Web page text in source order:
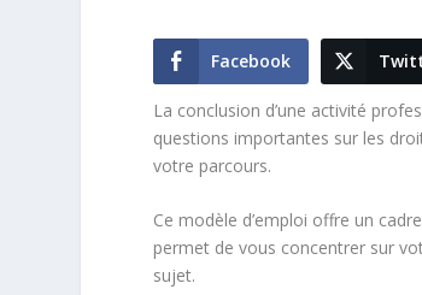
Facebook
La conclusion d’une activité
questions importantes sur les
votre parcours.
Ce modèle d’emploi offre un
permet de vous concentrer sur
sujet.